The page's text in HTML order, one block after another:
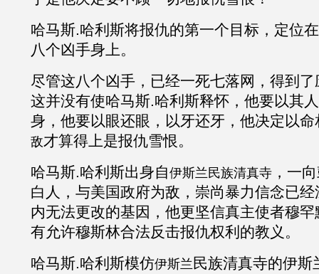
哈马斯.哈利斯将报仇的第一个目标，定位
八个凶手身上。
尽管这八个凶手，已经一死七落网，得到
这并没有使哈马斯.哈利斯释怀，他要以其
身，他要以眼还眼，以牙还牙，他决定以
敌才算得上是报仇雪恨。
哈马斯.哈利斯出身自伊斯兰民族清真寺 ，一
白人，与美国政府为敌，崇尚暴力信念已
内无法更改的基因，他更坚信真主使者穆
有允许穆斯林合法反击报仇权利的教义。
哈马斯.哈利斯模仿伊斯兰 民族清真寺的伊斯